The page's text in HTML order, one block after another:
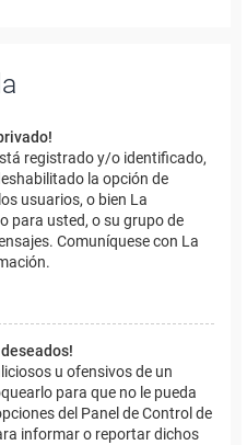
registrado y/o identificado,
la opción de
usuarios, o bien La
para usted, o su grupo de
Comuníquese con La
u ofensivos de un
para que no le pueda
del Panel de Control de
informar o reportar dichos